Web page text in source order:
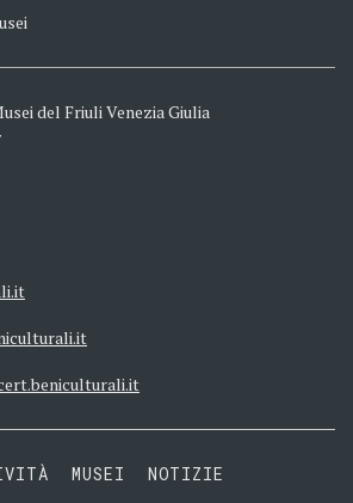
del Friuli Venezia Giulia
MUSEI NOTIZIE